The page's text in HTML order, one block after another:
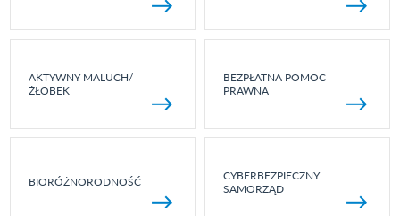
AKTYWNY MALUCH/
ŻŁOBEK
BEZPŁATNA POMOC
PRAWNA
BIORÓŻNORODNOŚĆ
CYBERBEZPIECZNY
SAMORZĄD